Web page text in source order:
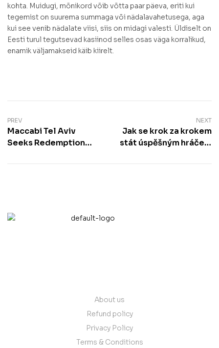
kohta. Muidugi, mõnikord võib võtta paar päeva, eriti kui
tegemist on suurema summaga või nädalavahetusega, aga
kui see venib nädalate viisi, siis on midagi valesti. Üldiselt on
Eesti turul tegutsevad kasiinod selles osas väga korralikud,
enamik väljamakseid käib kiirelt.
PREV
Maccabi Tel Aviv
Seeks Redemption
Sheva in State Cup.
NEXT
Jak se krok za krokem
stát úspěšným hráčem
About us
Refund policy
Privacy Policy
Terms & Conditions